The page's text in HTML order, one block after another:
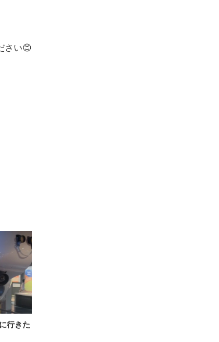
さい😊
行きた